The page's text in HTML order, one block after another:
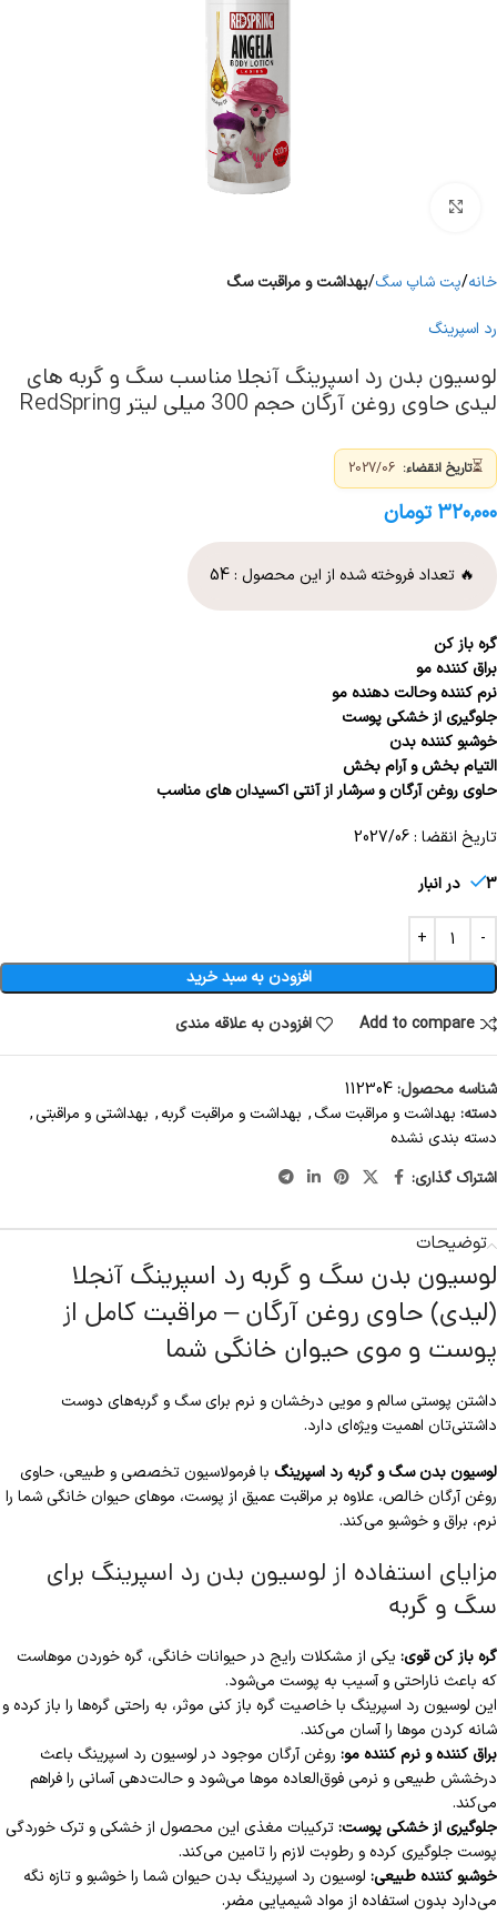
خانه پت شاپ سگ بهداشت و مراقبت سگ
رد اسپرینگ
لوسیون بدن رد اسپرینگ آنجلا مناسب سگ و گربه های
لیدی حاوی روغن آرگان حجم 300 میلی لیتر RedSpring
⏳تاریخ انقضاء:
۳۲۰,۰۰۰ تومان
🔥 تعداد فروخته شده از این محصول :54
گره باز کن
براق کننده مو
نرم کننده وحالت دهنده مو
جلوگیری از خشکی پوست
خوشبو کننده بدن
التیام بخش و آرام بخش
حاوی روغن آرگان و سرشار از آنتی اکسیدان های مناسب
تاریخ انقضا : 2027/06
3 در انبار
افزودن به سبد خرید
Add to compare
افزودن به علاقه مندی
شناسه محصول:112304
دسته: بهداشت و مراقبت سگ, بهداشت و مراقبت گربه, بهداشتی و مراقبتی,
دسته بندی نشده
اشتراک گذاری:
توضیحات
لوسیون بدن سگ و گربه رد اسپرینگ آنجلا
(لیدی) حاوی روغن آرگان – مراقبت کامل از
پوست و موی حیوان خانگی شما
داشتن پوستی سالم و مویی درخشان و نرم برای سگ و گربه‌های دوست
داشتنی‌تان اهمیت ویژه‌ای دارد.
لوسیون بدن سگ و گربه رد اسپرینگ با فرمولاسیون تخصصی و طبیعی، حاوی
روغن آرگان خالص، علاوه بر مراقبت عمیق از پوست، موهای حیوان خانگی شما را
نرم، براق و خوشبو می‌کند.
مزایای استفاده از لوسیون بدن رد اسپرینگ برای
سگ و گربه
گره باز کن قوی: یکی از مشکلات رایج در حیوانات خانگی، گره خوردن موهاست
که باعث ناراحتی و آسیب به پوست می‌شود.
این لوسیون رد اسپرینگ با خاصیت گره باز کنی موثر، به راحتی گره‌ها را باز کرده و
شانه کردن موها را آسان می‌کند.
براق کننده و نرم کننده مو: روغن آرگان موجود در لوسیون رد اسپرینگ باعث
درخشش طبیعی و نرمی فوق‌العاده موها می‌شود و حالت‌دهی آسانی را فراهم
می‌کند.
جلوگیری از خشکی پوست:ترکیبات مغذی این محصول از خشکی و ترک خوردگی
پوست جلوگیری کرده و رطوبت لازم را تامین می‌کند.
خوشبو کننده طبیعی: لوسیون رد اسپرینگ بدن حیوان شما را خوشبو و تازه نگه
می‌دارد بدون استفاده از مواد شیمیایی مضر.